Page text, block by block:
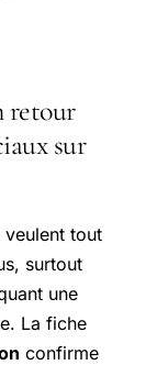
retour
sur
veulent tout
surtout
une
La fiche
confirme